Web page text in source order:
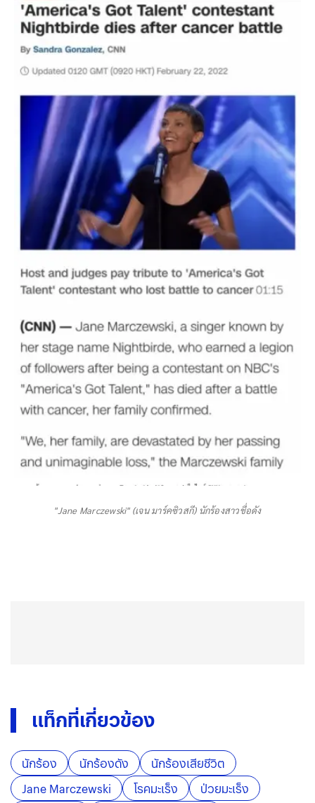
"Jane Marczewski" (เจน มาร์คซิวสกี) นักร้องสาวชื่อดัง
แท็กที่เกี่ยวข้อง
นักร้อง นักร้องดัง
นักร้องเสียชีวิต
Jane Marczewski
โรคมะเร็ง
ป่วยมะเร็ง